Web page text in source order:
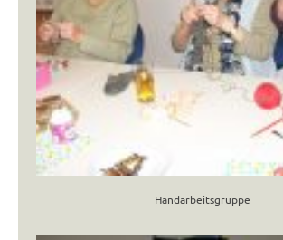
Handarbeitsgruppe